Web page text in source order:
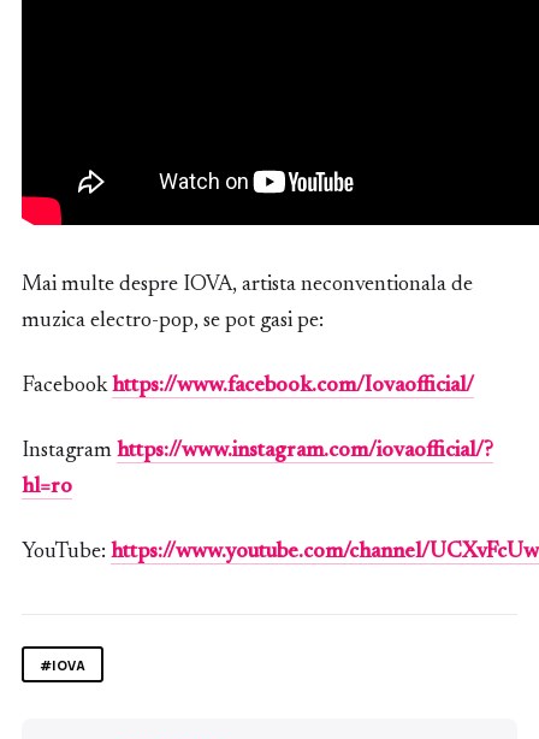
Mai multe despre IOVA, artista neconventionala de
muzica electro-pop, se pot gasi pe:
Facebookhttps://www.facebook.com/Iovaofficial/
Instagram https://www.instagram.com/iovaofficial/?
hl=ro
YouTube: https://www.youtube.com/channel/
#IOVA